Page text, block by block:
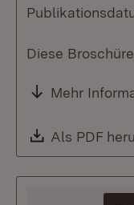
Diese
Mehr
Download:
Als PDF